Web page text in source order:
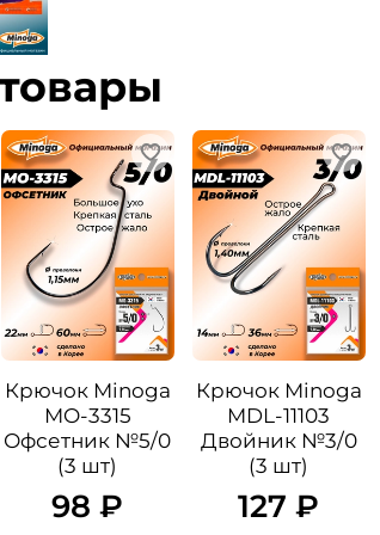
Крючок Minoga
MO-3315
Офсетник №5/0
(3 шт)
98 ₽
Крючок Minoga
MDL-11103
Двойник №3/0
(3 шт)
127 ₽